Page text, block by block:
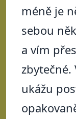
méně je
sebou
a vím
zbytečné.
ukážu